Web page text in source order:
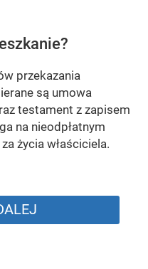
przekazania
są umowa
testament z zapisem
na nieodpłatnym
życia właściciela.